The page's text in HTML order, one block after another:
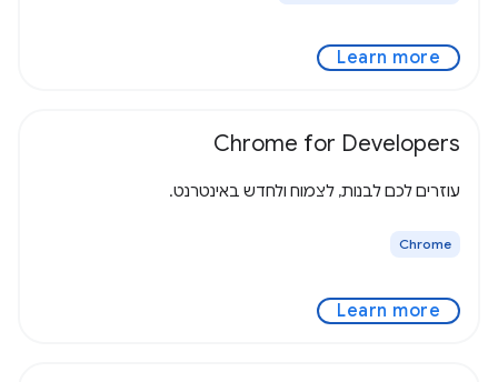
Learn more
Chrome for Developers
עוזרים לכם לבנות, לצמוח ולחדש באינטרנט.
Chrome
Learn more